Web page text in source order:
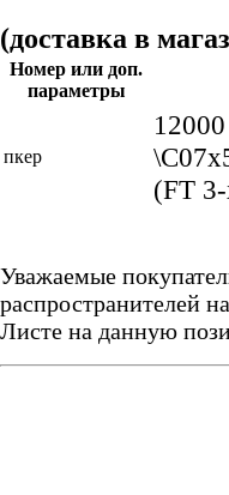
(доставка в
Номер или доп.
параметры
пкер
12000
(FT
Уважаемые
распространителей
Листе на данную